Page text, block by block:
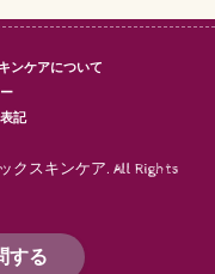
ンケアについて
記
クスキンケア. All Rights
する